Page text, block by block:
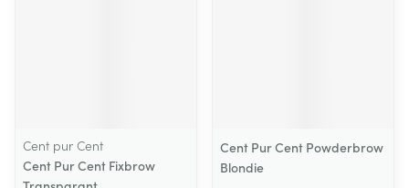
Cent pur Cent
Cent Pur Cent Fixbrow
Cent Pur Cent Powderbrow
Blondie